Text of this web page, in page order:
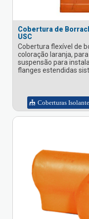
Cobertura de
USC
Cobertura flexível de
coloração laranja,
suspensão para
flanges estendidas
Coberturas